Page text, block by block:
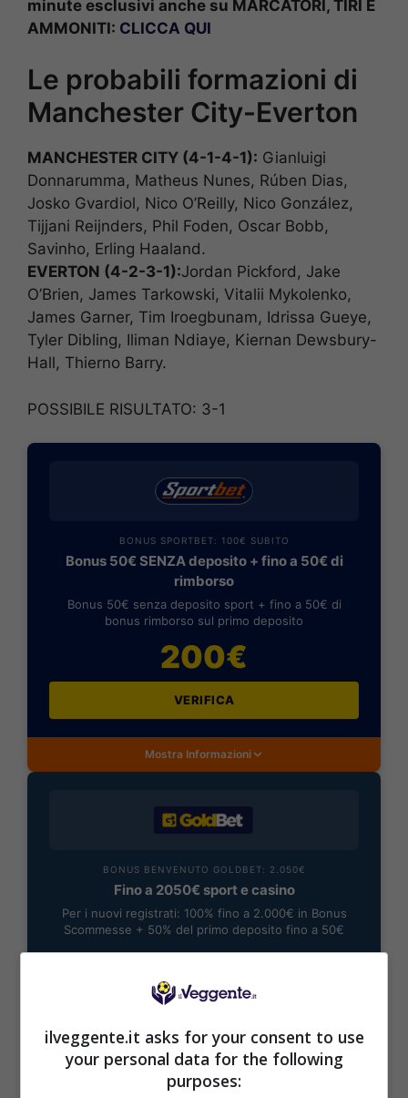
minute esclusivi anche su MARCATORI, TIRI E
AMMONITI: CLICCA QUI
Le probabili formazioni di
Manchester City-Everton
MANCHESTER CITY (4-1-4-1): Gianluigi
Donnarumma, Matheus Nunes, Rúben Dias,
Josko Gvardiol, Nico O’Reilly, Nico González,
Tijjani Reijnders, Phil Foden, Oscar Bobb,
Savinho, Erling Haaland.
EVERTON (4-2-3-1):Jordan Pickford, Jake
O’Brien, James Tarkowski, Vitalii Mykolenko,
James Garner, Tim Iroegbunam, Idrissa Gueye,
Tyler Dibling, Iliman Ndiaye, Kiernan Dewsbury-
Hall, Thierno Barry.
POSSIBILE RISULTATO: 3-1
BONUS SPORTBET: 100€ SUBITO
Bonus 50€ SENZA deposito + fino a 50€ di
rimborso
Bonus 50€ senza deposito sport + fino a 50€ di
bonus rimborso sul primo deposito
200€
VERIFICA
Mostra Informazioni
BONUS BENVENUTO GOLDBET: 2.050€
Fino a 2050€ sport e casino
Per i nuovi registrati: 100% fino a 2.000€ in Bonus
Scommesse + 50% del primo deposito fino a 50€
2050€
Mostra Informazioni
ilveggente.it asks for your consent to use
your personal data for the following
purposes: